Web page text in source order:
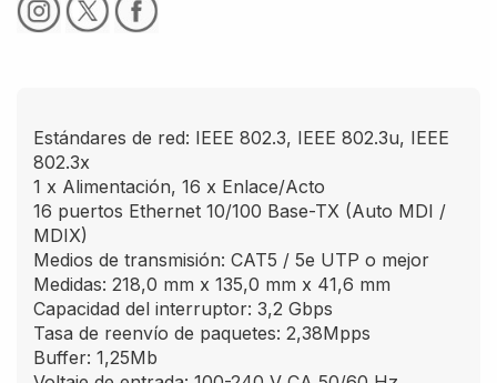
Estándares de red: IEEE 802.3, IEEE 802.3u, IEEE
802.3x
1 x Alimentación, 16 x Enlace/Acto
16 puertos Ethernet 10/100 Base-TX (Auto MDI /
MDIX)
Medios de transmisión: CAT5 / 5e UTP o mejor
Medidas: 218,0 mm x 135,0 mm x 41,6 mm
Capacidad del interruptor: 3,2 Gbps
Tasa de reenvío de paquetes: 2,38Mpps
Buffer: 1,25Mb